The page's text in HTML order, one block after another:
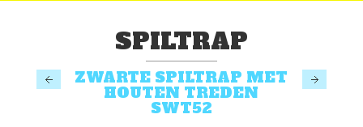
SPILTRAP
ZWARTE SPILTRAP MET
HOUTEN TREDEN
SWT52